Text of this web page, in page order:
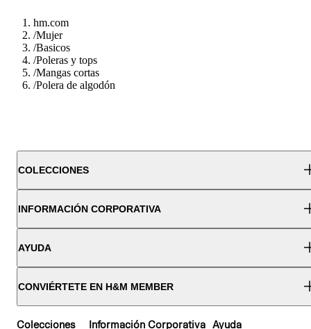
hm.com
/Mujer
/Basicos
/Poleras y tops
/Mangas cortas
/Polera de algodón
COLECCIONES
INFORMACIÓN CORPORATIVA
AYUDA
CONVIÉRTETE EN H&M MEMBER
Colecciones Información Corporativa Ayuda